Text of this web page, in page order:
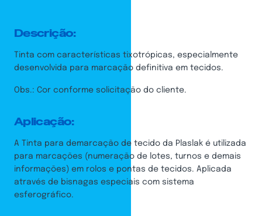
Descrição:
Tinta com características tixotrópicas, especialmente
desenvolvida para marcação definitiva em tecidos.
Obs.: Cor conforme solicitação do cliente.
Aplicação:
A Tinta para demarcação de tecido da Plaslak é utilizada
para marcações (numeração de lotes, turnos e demais
informações) em rolos e pontas de tecidos. Aplicada
através de bisnagas especiais com sistema
esferográfico.